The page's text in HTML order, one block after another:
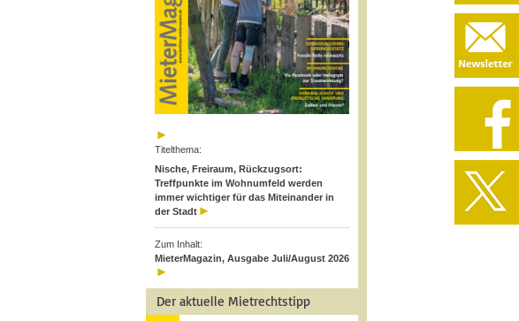
Titelthema:
Nische, Freiraum, Rückzugsort:
Treffpunkte im Wohnumfeld werden
immer wichtiger für das Miteinander in
der Stadt
Zum Inhalt:
MieterMagazin, Ausgabe Juli/August 2026
Der aktuelle Mietrechtstipp